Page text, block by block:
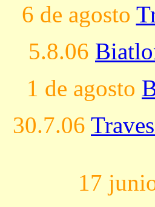
6 de agosto
5.8.06
1 de agosto
30.7.06
17